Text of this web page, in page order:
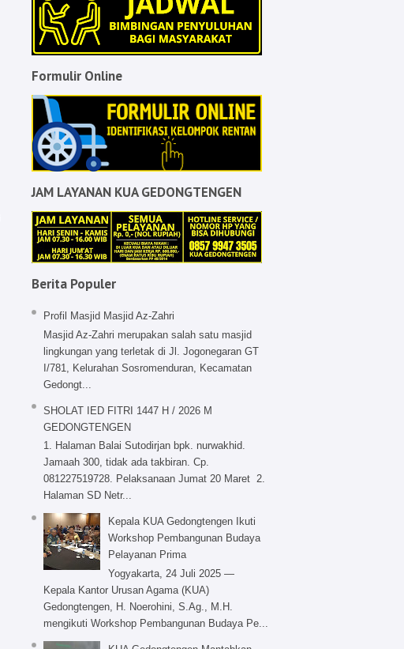
Formulir Online
JAM LAYANAN KUA GEDONGTENGEN
Berita Populer
Profil Masjid Masjid Az-Zahri
Masjid Az-Zahri merupakan salah satu masjid
lingkungan yang terletak di Jl. Jogonegaran GT
I/781, Kelurahan Sosromenduran, Kecamatan
Gedongt...
SHOLAT IED FITRI 1447 H / 2026 M
GEDONGTENGEN
1. Halaman Balai Sutodirjan bpk. nurwakhid.
Jamaah 300, tidak ada takbiran. Cp.
081227519728. Pelaksanaan Jumat 20 Maret 2.
Halaman SD Netr...
Kepala KUA Gedongtengen Ikuti
Workshop Pembangunan Budaya
Pelayanan Prima
Yogyakarta, 24 Juli 2025 —
Kepala Kantor Urusan Agama (KUA)
Gedongtengen, H. Noerohini, S.Ag., M.H.
mengikuti Workshop Pembangunan Budaya Pe...